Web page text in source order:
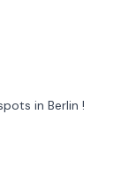
in Berlin !